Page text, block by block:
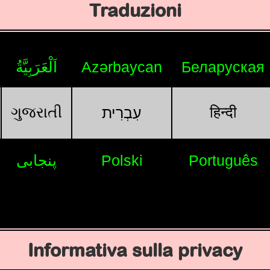
Traduzioni
اَلْعَرَبِيَّةُ Azərbaycan Беларуская
ગુજરાતી עִבְרִית हिन्दी
پنجابی Polski Português
Informativa sulla privacy